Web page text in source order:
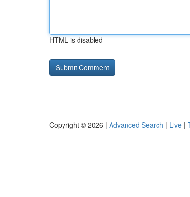
HTML is disabled
Copyright © 2026 | Advanced Search | Live |